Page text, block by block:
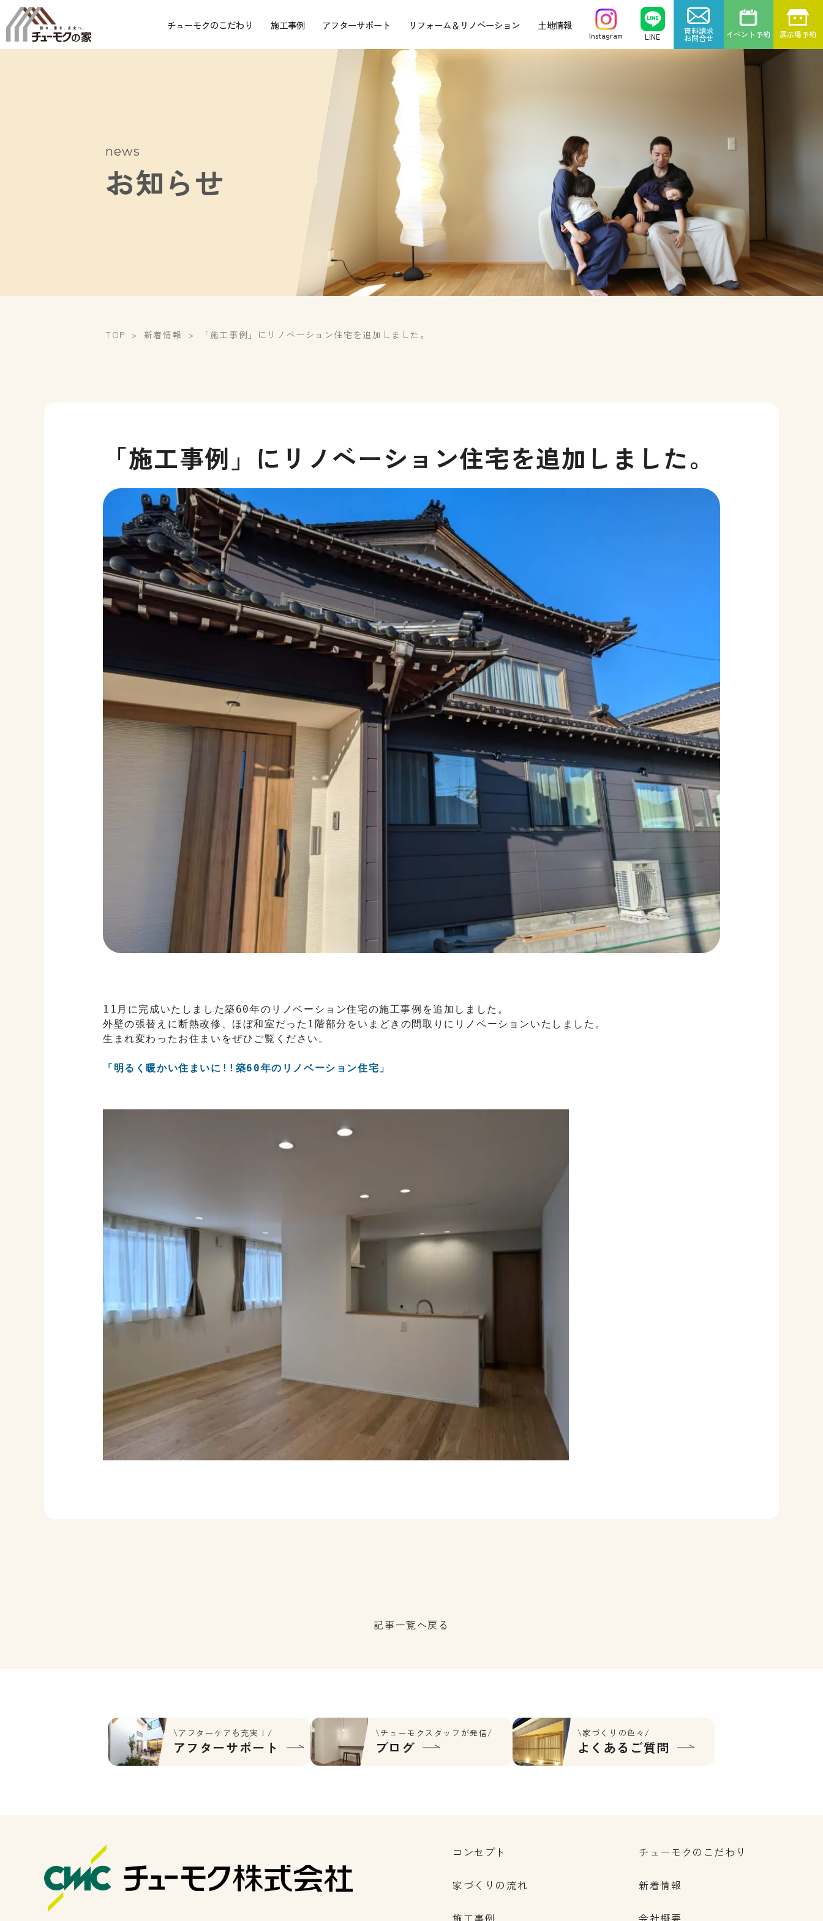
チューモクのこだわり 施工事例 アフターサポート リフォーム＆リノベーション 土地情報
Instagram LINE
資料請求
お問合せ イベント予約 展示場予約
news
お知らせ
TOP 新着情報 「施工事例」にリノベーション住宅を追加しました。
「施工事例」にリノベーション住宅を追加しました。
11月に完成いたしました築60年のリノベーション住宅の施工事例を追加しました。
外壁の張替えに断熱改修、ほぼ和室だった1階部分をいまどきの間取りにリノベーションいたしました。
生まれ変わったお住まいをぜひご覧ください。
「明るく暖かい住まいに!!築60年のリノベーション住宅」
記事一覧へ戻る
\アフターケアも充実！/
アフターサポート
\チューモクスタッフが発信/
ブログ
\家づくりの色々/
よくあるご質問
コンセプト
家づくりの流れ
施工事例
チューモクのこだわり
新着情報
会社概要